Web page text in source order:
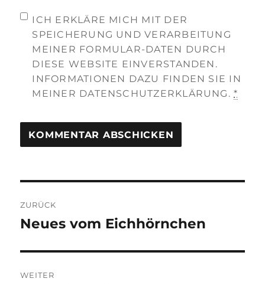
ICH ERKLÄRE MICH MIT DER
SPEICHERUNG UND VERARBEITUNG
MEINER FORMULAR-DATEN DURCH
DIESE WEBSITE EINVERSTANDEN.
INFORMATIONEN DAZU FINDEN SIE IN
MEINER DATENSCHUTZERKLÄRUNG.*
ZURÜCK
Vorheriger
Neues vom Eichhörnchen
WEITER